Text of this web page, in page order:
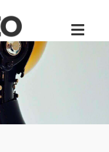
Menü